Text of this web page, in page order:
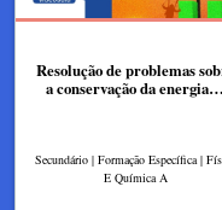
Resolução de problemas
a conservação da energia…
Secundário | Formação Específica |
E Química A